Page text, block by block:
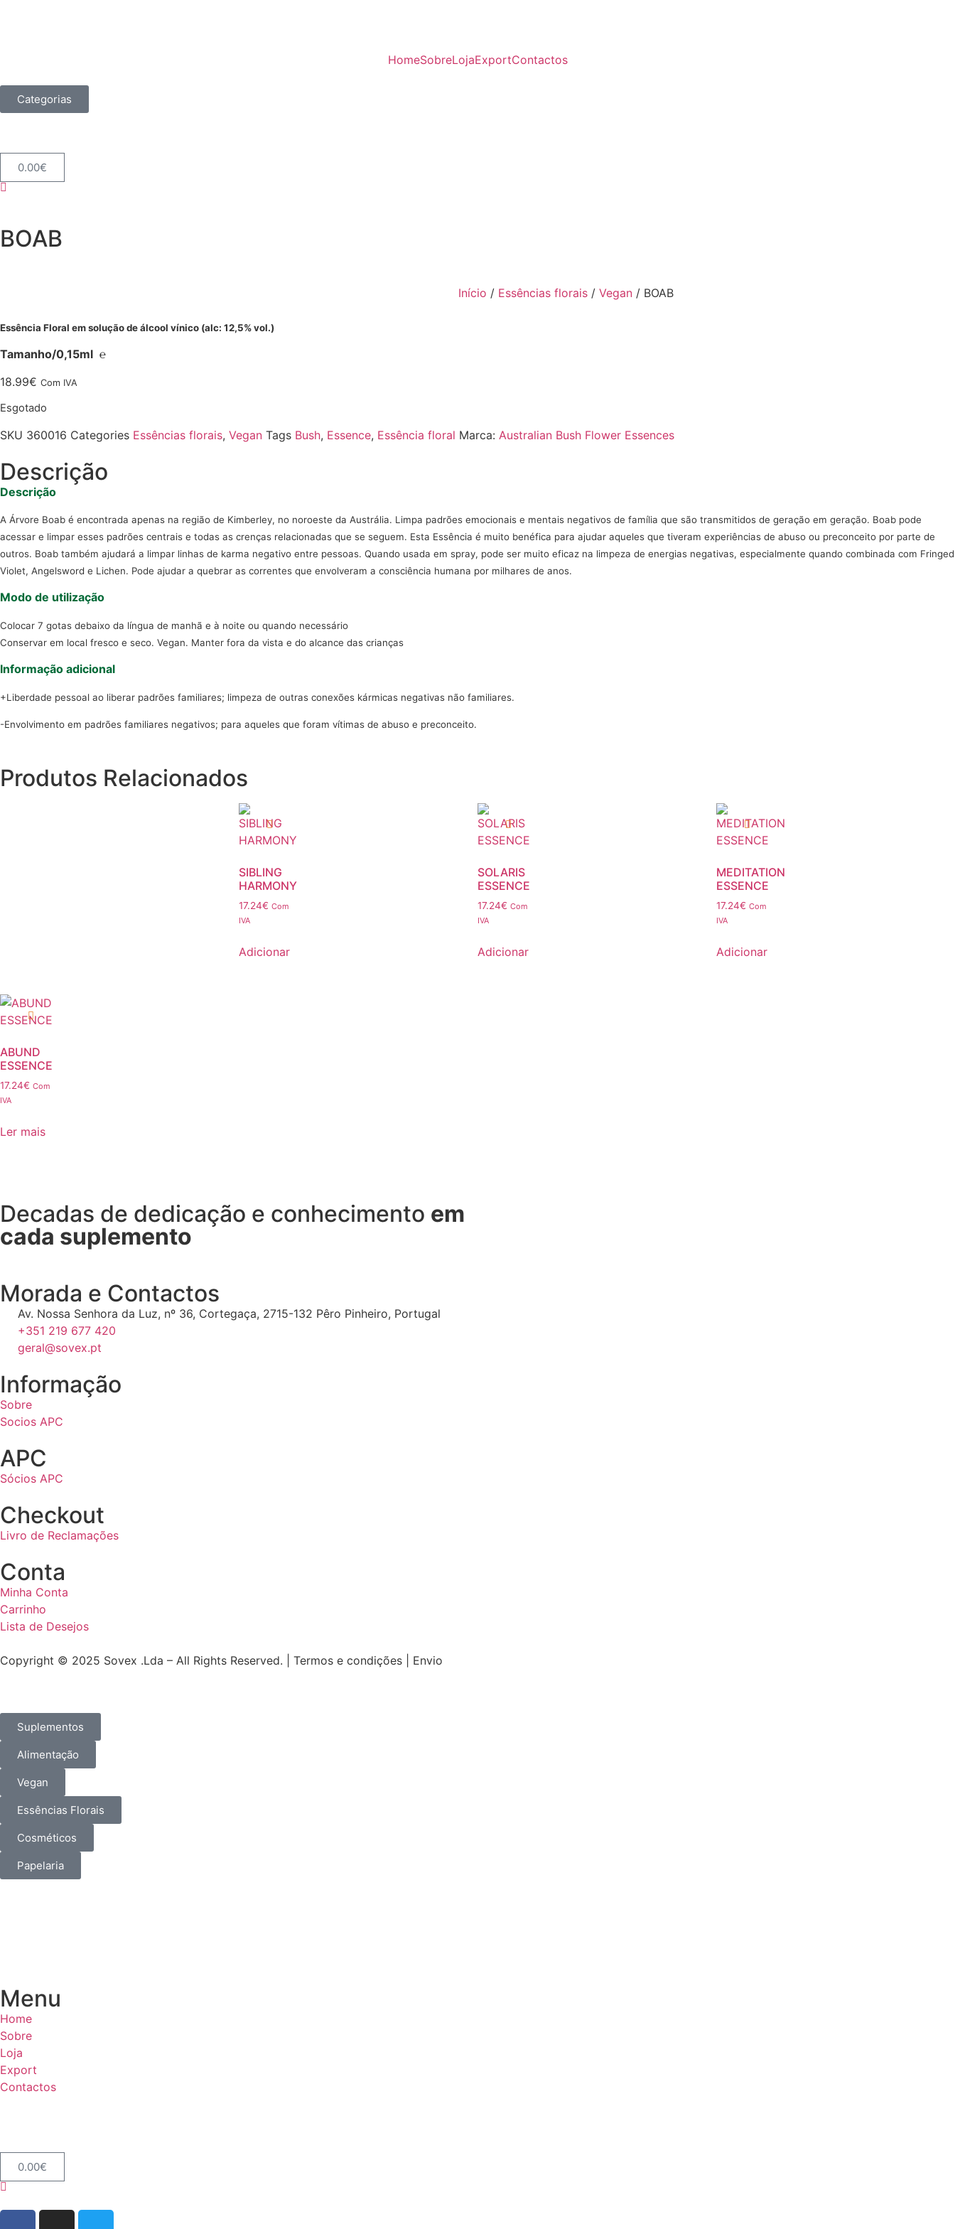
HomeSobreLojaExportContactos
Categorias
0.00€
BOAB
Início / Essências florais /Vegan / BOAB
Essência Floral em solução de álcool vínico (alc: 12,5% vol.)
Tamanho/0,15ml ℮
18.99€ Com IVA
Esgotado
SKU 360016 Categories Essências florais, Vegan Tags Bush, Essence, Essência floral Marca: Australian Bush Flower Essences
Descrição
Descrição
A Árvore Boab é encontrada apenas na região de Kimberley, no noroeste da Austrália. Limpa padrões emocionais e mentais negativos de família que são transmitidos de geração em geração. Boab pode
acessar e limpar esses padrões centrais e todas as crenças relacionadas que se seguem. Esta Essência é muito benéfica para ajudar aqueles que tiveram experiências de abuso ou preconceito por parte de
outros. Boab também ajudará a limpar linhas de karma negativo entre pessoas. Quando usada em spray, pode ser muito eficaz na limpeza de energias negativas, especialmente quando combinada com Fringed
Violet, Angelsword e Lichen. Pode ajudar a quebrar as correntes que envolveram a consciência humana por milhares de anos.
Modo de utilização
Colocar 7 gotas debaixo da língua de manhã e à noite ou quando necessário
Conservar em local fresco e seco. Vegan. Manter fora da vista e do alcance das crianças
Informação adicional
+Liberdade pessoal ao liberar padrões familiares; limpeza de outras conexões kármicas negativas não familiares.
-Envolvimento em padrões familiares negativos; para aqueles que foram vítimas de abuso e preconceito.
Produtos Relacionados
SIBLING
HARMONY
17.24€ Com
IVA
Adicionar
SOLARIS
ESSENCE
17.24€ Com
IVA
Adicionar
MEDITATION
ESSENCE
17.24€ Com
IVA
Adicionar
ABUND
ESSENCE
17.24€ Com
IVA
Ler mais
Decadas de dedicação e conhecimento em
cada suplemento
Morada e Contactos
Av. Nossa Senhora da Luz, nº 36, Cortegaça, 2715-132 Pêro Pinheiro, Portugal
+351 219 677 420
geral@sovex.pt
Informação
Sobre
Socios APC
APC
Sócios APC
Checkout
Livro de Reclamações
Conta
Minha Conta
Carrinho
Lista de Desejos
Copyright © 2025 Sovex .Lda – All Rights Reserved. | Termos e condições | Envio
Suplementos
Alimentação
Vegan
Essências Florais
Cosméticos
Papelaria
Menu
Home
Sobre
Loja
Export
Contactos
0.00€